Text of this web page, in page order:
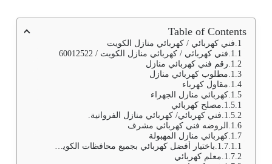
Table of Contents
فني كهربائي / كهربائي منازل الكويت
فني كهربائي / كهربائي منازل الكويت / 60012522
رقم فني كهربائي منازل
مطلوب كهربائي منازل
مقاول كهرباء
كهربائي منازل الجهراء
مصلح كهربائي
فني كهربائي/ كهربائي منازل الفروانية.
الروضه فني كهربائي مشرف
كهربائي منازل المهبولة
باختيار أفضل كهربائي بجميع محافظات الكويت،حيث يتم من خلال رقم فني كهربائي تصليح تكييف وأجهزة بالإضافة إلى تركيب الاضاءه العاديه وسبوت لايت وأيضا توصيلات الهاتف، والانترنت وأن ذلك يتم ضمن أسعار منافسه للجميع
معلم كهربائي